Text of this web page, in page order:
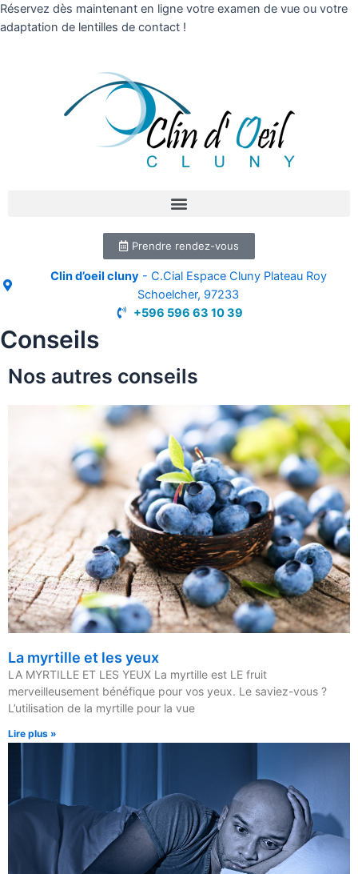
Réservez dès maintenant en ligne votre examen de vue ou votre
adaptation de lentilles de contact !
Prendre rendez-vous
Clin d’oeil cluny- C.Cial Espace Cluny Plateau Roy
Schoelcher, 97233
+596 596 63 10 39
Conseils
Nos autres conseils
La myrtille et les yeux
LA MYRTILLE ET LES YEUX La myrtille est LE fruit
merveilleusement bénéfique pour vos yeux. Le saviez-vous ?
L’utilisation de la myrtille pour la vue
Lire plus »